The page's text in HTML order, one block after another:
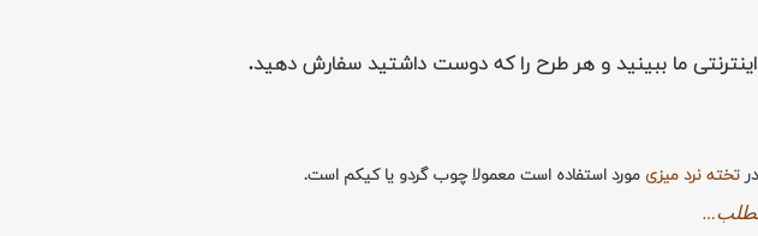
اینترنتی ما ببینید و هر طرح را که دوست داشتید سفارش دهید.
تخته نرد میزی مورد استفاده است معمولا چوب گردو یا کیکم است.